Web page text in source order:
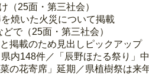
（25面・第三社会）
焼いた火災について掲載
で（25面・第三社会）
掲載のため見出しピックアップ
内148件／「辰野ほたる祭り」
の花寄席」延期／県植樹祭は来